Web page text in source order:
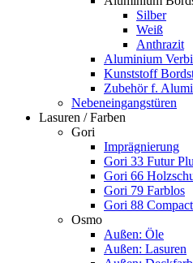
Silber
Weiß
Anthrazit
Aluminium
Kunststoff
Zubehör f.
Nebeneingangstüren
Lasuren / Farben
Gori
Imprägnierung
Gori 33 Futur
Gori 66
Gori 79 Farblos
Gori 88
Osmo
Außen: Öle
Außen: Lasuren